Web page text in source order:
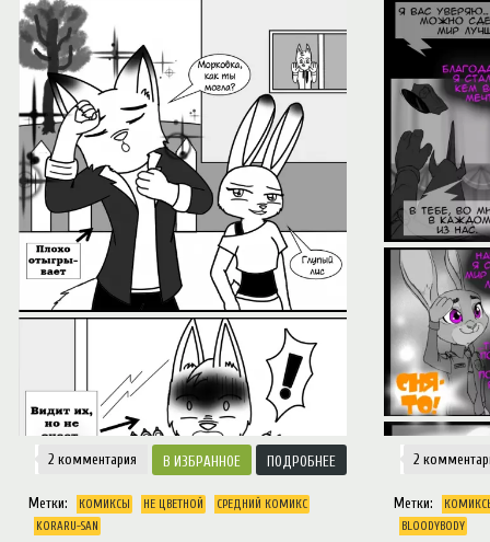
2 комментария ИЗБРАННОЕ ПОДРОБНЕЕ
Метки: КОМИКСЫ НЕ ЦВЕТНОЙ
СРЕДНИЙ КОМИКС
KORARU-SAN
2
Метки:
BLOODYBODY